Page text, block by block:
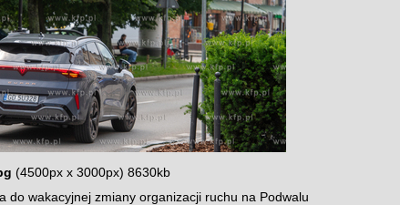
(4500px x 3000px) 8630kb
do wakacyjnej zmiany organizacji ruchu na Podwalu